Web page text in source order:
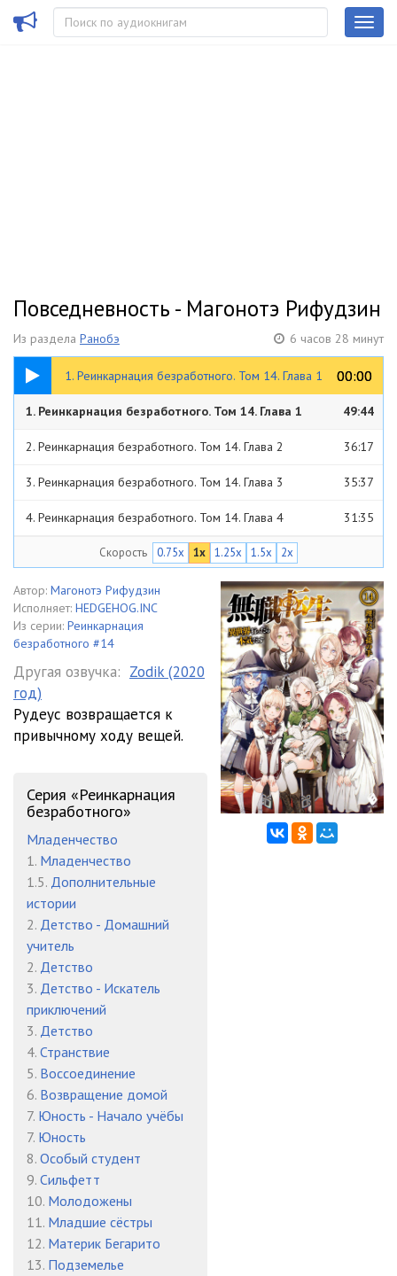
Повседневность - Магонотэ Рифудзин
Из раздела Ранобэ 6 часов 28 минут
1. Реинкарнация безработного. Том 14. Глава 1 00:00
00:00
49:44
1. Реинкарнация безработного. Том 14. Глава 1 49:44
2. Реинкарнация безработного. Том 14. Глава 2 36:17
3. Реинкарнация безработного. Том 14. Глава 3 35:37
4. Реинкарнация безработного. Том 14. Глава 4 31:35
5. Реинкарнация безработного. Том 14. Глава 5
6. Реинкарнация безработного. Том 14. Глава 6 32:26
7. Реинкарнация безработного. Том 14. Глава 7 28:57
8. Реинкарнация безработного. Том 14. Глава 8 28:52
9. Реинкарнация безработного. Том 14. Глава 9 29:58
10. Реинкарнация безработного. Том 14. Глава 10 35:01
11. Реинкарнация безработного. Том 14. Глава 11 25:07
12. Реинкарнация безработного. Том 14. Дополнительная
история
Скорость 0.75x 1x 1.25x 1.5x 2x
Автор: Магонотэ Рифудзин
Исполняет: HEDGEHOG.INC
Из серии: Реинкарнация
безработного #14
Другая озвучка: Zodik (2020
год)
Рудеус возвращается к
привычному ходу вещей.
Серия «Реинкарнация
безработного»
Младенчество
1. Младенчество
1.5. Дополнительные
истории
2. Детство - Домашний
учитель
2. Детство
3. Детство - Искатель
приключений
3. Детство
4. Странствие
5. Воссоединение
6. Возвращение домой
7. Юность - Начало учёбы
7. Юность
8. Особый студент
9. Сильфетт
10. Молодожены
11. Младшие сёстры
12. Материк Бегарито
13. Подземелье